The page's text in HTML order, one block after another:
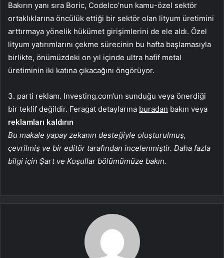
Bakırın yanı sıra Boric, Codelco’nun kamu-özel sektör
ortaklıklarına öncülük ettiği bir sektör olan lityum üretimini
arttırmaya yönelik hükümet girişimlerini de ele aldı. Özel
lityum yatırımlarını çekme sürecinin bu hafta başlamasıyla
birlikte, önümüzdeki on yıl içinde ultra hafif metal
üretiminin iki katına çıkacağını öngörüyor.
3. parti reklam. Investing.com’un sunduğu veya önerdiği
bir teklif değildir. Feragat detaylarına buradan bakın veya
reklamları kaldırın
Bu makale yapay zekanın desteğiyle oluşturulmuş,
çevrilmiş ve bir editör tarafından incelenmiştir. Daha fazla
bilgi için Şart ve Koşullar bölümümüze bakın.